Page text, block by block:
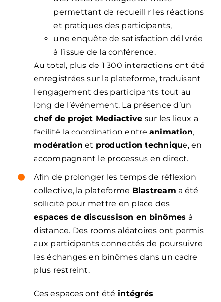
permettant de recueillir les réactions
et pratiques des participants,
une enquête de satisfaction délivrée
à l’issue de la conférence.
Au total, plus de 1 300 interactions ont été
enregistrées sur la plateforme, traduisant
l’engagement des participants tout au
long de l’événement. La présence d’un
chef de projet Mediactive sur les lieux a
facilité la coordination entre animation,
modération et production technique, en
accompagnant le processus en direct.
Afin de prolonger les temps de réflexion
collective, la plateforme Blastream a été
sollicité pour mettre en place des
espaces de discussison en binômes à
distance. Des rooms aléatoires ont permis
aux participants connectés de poursuivre
les échanges en binômes dans un cadre
plus restreint.
Ces espaces ont été intégrés